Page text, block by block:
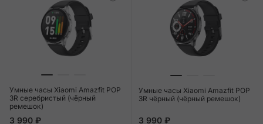
Умные часы Xiaomi Amazfit POP
3R серебристый (чёрный
ремешок)
3 990 ₽
Умные часы Xiaomi Amazfit POP
3R чёрный (чёрный ремешок)
3 990 ₽